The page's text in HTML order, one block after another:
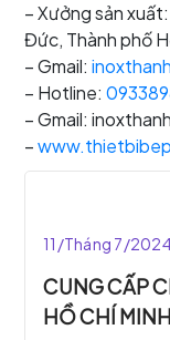
– Xưởng sản
Đức, Thành phố
– Gmail:
– Hotline:
– Gmail:
–
11/Tháng 7/
CUNG CẤP
HỒ CHÍ MINH